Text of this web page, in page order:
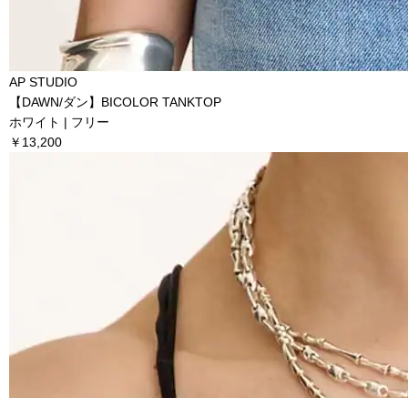
AP STUDIO
【DAWN/ダン】BICOLOR TANKTOP
ホワイト | フリー
￥13,200